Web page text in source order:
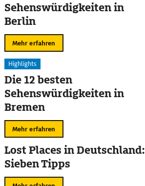
Sehenswürdigkeiten in
Berlin
Mehr erfahren
Highlights
Die 12 besten
Sehenswürdigkeiten in
Bremen
Mehr erfahren
Lost Places in Deutschland:
Sieben Tipps